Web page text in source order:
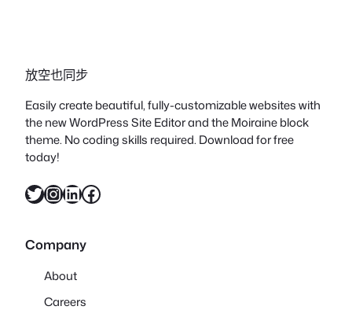
放空也同步
Easily create beautiful, fully-customizable websites with
the new WordPress Site Editor and the Moiraine block
theme. No coding skills required. Download for free
today!
X InstagramLinkedIn Facebook
Company
About
Careers